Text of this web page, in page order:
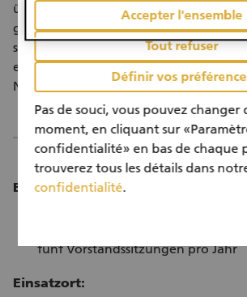
übernehmen und gleichzeitig einen
gesellschaftlichen Beitrag zu leisten.
stärkt nicht nur den sozialen
ermöglicht auch persönliche
Networking und sinnstiftendes
Einsatzdauer:
Zeiten frei einteilbar (ca. 8 - 10
fünf Vorstandssitzungen pro Jahr
Einsatzort:
Accepter l'ensemble
Tout refuser
Définir vos
Pas de souci, vous pouvez changer
moment, en cliquant sur
confidentialité» en bas de chaque
trouverez tous les détails dans
confidentialité.